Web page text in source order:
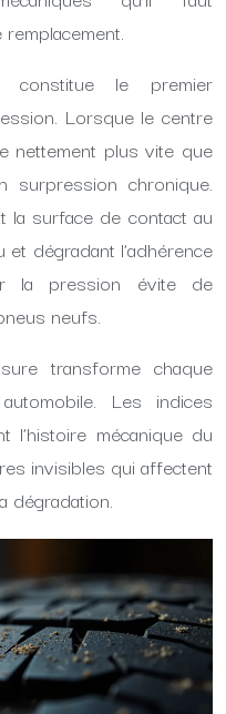
constitue le premier
Lorsque le centre
nettement plus vite que
chronique.
la surface de contact au
et dégradant l’adhérence
la pression évite de
neufs.
transforme chaque
Les indices
l’histoire mécanique du
invisibles qui affectent
dégradation.